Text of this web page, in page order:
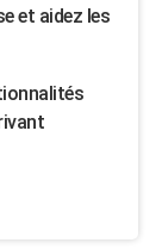
et aidez les